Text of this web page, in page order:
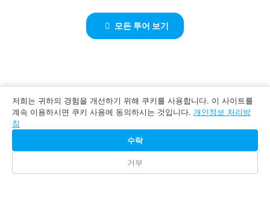
모든 투어 보기
+66-957-269-990
WhatsApp, Telegram
저희는 귀하의 경험을 개선하기 위해 쿠키를 사용합니다. 이 사이트를
계속 이용하시면 쿠키 사용에 동의하시는 것입니다. 개인정보 처리방
침
수락
거부